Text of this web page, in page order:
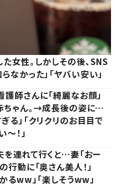
女性。しかしその後、SNS
なかった」「ヤバい安い」
師さんに「綺麗なお顔」
ちゃん。→成長後の姿に…
る」「クリクリのお目目で
～！」
連れて行くと…妻「おー
行動に「奥さん美人！」
るww」「楽しそうww」